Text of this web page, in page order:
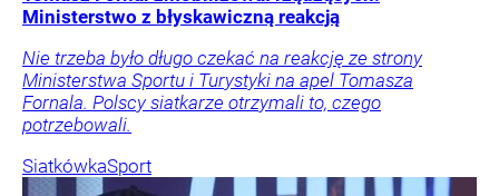
Ministerstwo z błyskawiczną reakcją
Nie trzeba było długo czekać na reakcję ze strony
Ministerstwa Sportu i Turystyki na apel Tomasza
Fornala. Polscy siatkarze otrzymali to, czego
potrzebowali.
SiatkówkaSport